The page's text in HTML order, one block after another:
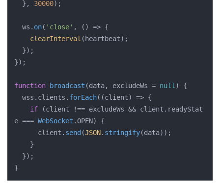
  },
30000);
  ws.
on( 'close' , () => {
clearInterval (heartbeat);
});
function broadcast (data, excludeWs = null ) {
  wss.
clients . forEach( (client) => {
if (client !== excludeWs && client. readyStat
e === WebSocket .OPEN) {
      client.
send (JSON. stringify(data));